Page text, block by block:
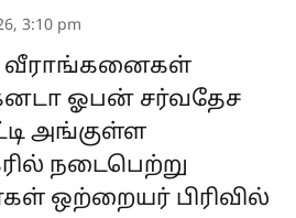
3:10 pm
வீராங்கனைகள்
ஓபன் சர்வதேச
அங்குள்ள
நடைபெற்று
ஒற்றையர் பிரிவில்